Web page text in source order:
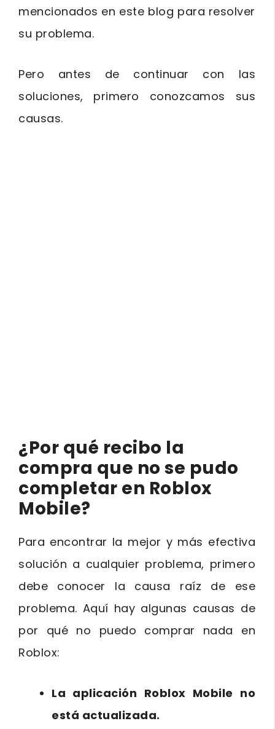
mencionados en este blog para resolver
su problema.
Pero antes de continuar con las
soluciones, primero conozcamos sus
causas.
¿Por qué recibo la
compra que no se pudo
completar en Roblox
Mobile?
Para encontrar la mejor y más efectiva
solución a cualquier problema, primero
debe conocer la causa raíz de ese
problema. Aquí hay algunas causas de
por qué no puedo comprar nada en
Roblox:
La aplicación Roblox Mobile no
está actualizada.